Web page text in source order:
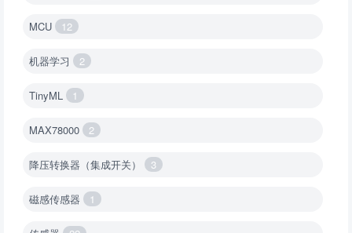
MCU 12
机器学习 2
TinyML 1
MAX78000 2
降压转换器（集成开关） 3
磁感传感器 1